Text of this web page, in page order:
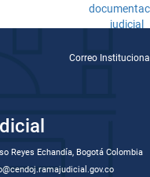
Correo Institucional
Reyes Echandía, Bogotá Colombia